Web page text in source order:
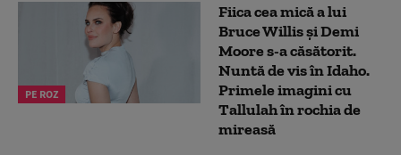
PE ROZ
Fiica cea mică a lui
Bruce Willis și Demi
Moore s-a căsătorit.
Nuntă de vis în Idaho.
Primele imagini cu
Tallulah în rochia de
mireasă